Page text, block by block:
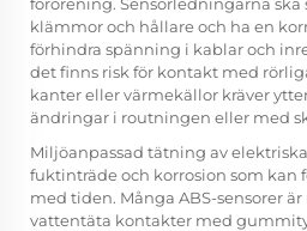
klämmor och hållare och ha en
förhindra spänning i kablar och
det finns risk för kontakt med
kanter eller värmekällor kräver
ändringar i routningen eller med
Miljöanpassad tätning av
fuktinträde och korrosion som kan
med tiden. Många ABS-sensorer
vattentäta kontakter med